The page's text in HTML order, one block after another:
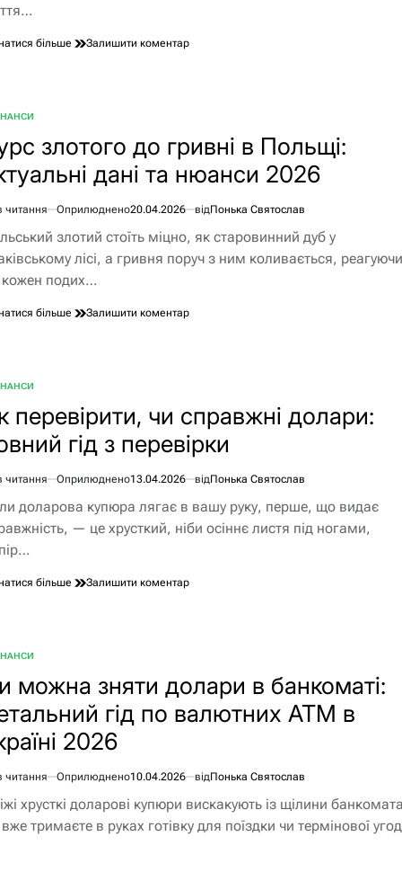
більше Залишити коментардо
2026
рік
в
Україні
злотого до гривні в Польщі:
дані та нюанси 2026
читання Оприлюднено20.04.2026 відПонька Святослав
злотий стоїть міцно, як старовинний дуб у
лісі, а гривня поруч з ним коливається, реагуючи
подих…
більше Залишити коментардо
Польщі:
актуальні
дані
та
нюанси
перевірити, чи справжні долари:
гід з перевірки
читання Оприлюднено13.04.2026 відПонька Святослав
доларова купюра лягає в вашу руку, перше, що видає
— це хрусткий, ніби осіннє листя під ногами,
більше Залишити коментардо
повний
гід
з
перевірки
можна зняти долари в банкоматі:
гід по валютних АТМ в
2026
читання Оприлюднено10.04.2026 відПонька Святослав
хрусткі доларові купюри вискакують із щілини
тримаєте в руках готівку для поїздки чи термінової